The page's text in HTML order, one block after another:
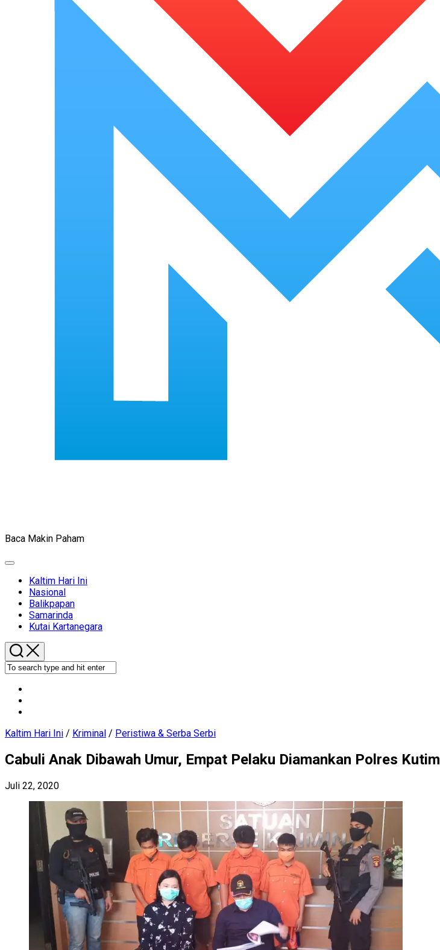
Baca Makin Paham
Expand
Current
Page
Parent
Kaltim Hari Ini
Nasional
Balikpapan
Samarinda
Kutai Kartanegara
Kaltim Hari Ini / Kriminal / Peristiwa & Serba Serbi
Cabuli Anak Dibawah Umur, Empat Pelaku Diamankan Polres Kutim
Juli 22, 2020